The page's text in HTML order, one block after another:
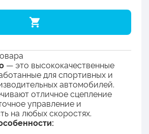
— это высококачественные
для спортивных и
автомобилей.
отличное сцепление
управление и
на любых скоростях.